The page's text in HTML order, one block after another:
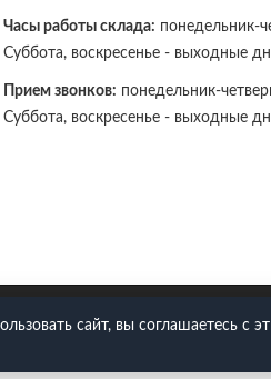
Часы работы склада: понедельник-
Суббота, воскресенье - выходные
Прием звонков: понедельник-
Суббота, воскресенье - выходные
сайт, вы соглашаетесь с